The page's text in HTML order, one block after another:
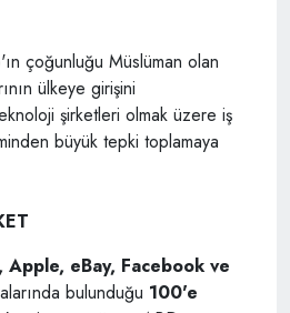
çoğunluğu Müslüman olan
ülkeye girişini
şirketleri olmak üzere iş
büyük tepki toplamaya
Apple, eBay, Facebook ve
bulunduğu 100'e